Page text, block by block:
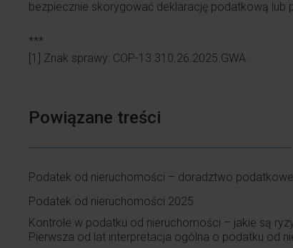
bezpiecznie skorygować deklarację podatkową lub
***
[1] Znak sprawy: COP-13.310.26.2025.GWA.
Powiązane treści
Podatek od nieruchomości – doradztwo podatkowe
Podatek od nieruchomości 2025
Kontrole w podatku od nieruchomości – jakie są
Pierwsza od lat interpretacja ogólna o podatku od